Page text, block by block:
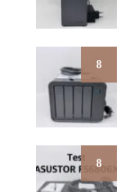
8
8